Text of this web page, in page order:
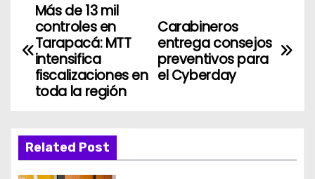
N
a
g
a
Carabineros
entrega consejos
preventivos para
el Cyberday
Más de 13 mil
controles en
Tarapacá: MTT
intensifica
fiscalizaciones en
toda la región
Related Post